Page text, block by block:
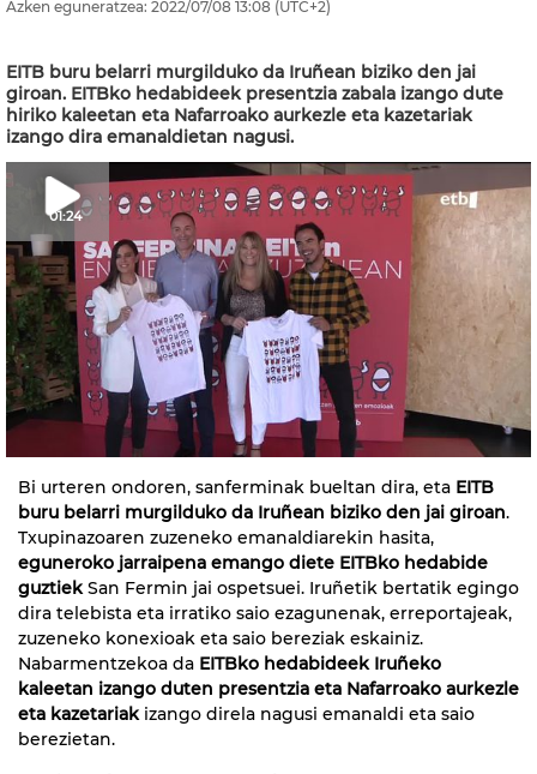
Azken eguneratzea: 2022/07/08 13:08 (UTC+2)
EITB buru belarri murgilduko da Iruñean biziko den jai
giroan. EITBko hedabideek presentzia zabala izango dute
hiriko kaleetan eta Nafarroako aurkezle eta kazetariak
izango dira emanaldietan nagusi.
01:24
Bi urteren ondoren, sanferminak bueltan dira, eta EITB
buru belarri murgilduko da Iruñean biziko den jai giroan.
Txupinazoaren zuzeneko emanaldiarekin hasita,
eguneroko jarraipena emango diete EITBko hedabide
guztiek San Fermin jai ospetsuei. Iruñetik bertatik egingo
dira telebista eta irratiko saio ezagunenak, erreportajeak,
zuzeneko konexioak eta saio bereziak eskainiz.
Nabarmentzekoa da EITBko hedabideek Iruñeko
kaleetan izango duten presentzia eta Nafarroako aurkezle
eta kazetariak izango direla nagusi emanaldi eta saio
berezietan.